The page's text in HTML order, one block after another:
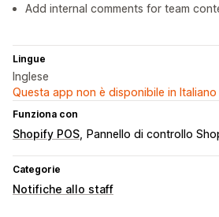
Add internal comments for team
Lingue
Inglese
Questa app non è disponibile in Italiano
Funziona con
Shopify POS Pannello di controllo
Categorie
Notifiche allo staff